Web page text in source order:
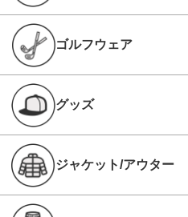
ゴルフウェア
グッズ
ジャケット/アウター